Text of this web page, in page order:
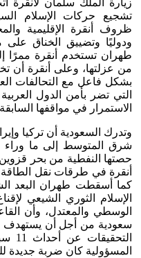
زيارة الملك سلمان لأنقرة
تشجيع حركات الإسلام
ظروف أنقرة الإقليمية
ودوليًا وتضييق الخناق
طهران تستخدم أنقرة ممرًا
من عزلتها، وعلى أنقرة أن
بشكل فاعل مع التحالفات
التي تضر بأمن الدول
الاستمرار في مواقفها
وتدرك السعودية أن تركيا
شرق المتوسط إلى ما وراء
حصتها النفطية من بحر
أنقرة في طرقات نقل الطاقة
كما أسقطت طهران البعد
الإسلام الثوري الشيعي
الوسطي والمعتدل، وأن
سعودية من أجل أن يستهدف
المسؤولية كان ضربة جديدة